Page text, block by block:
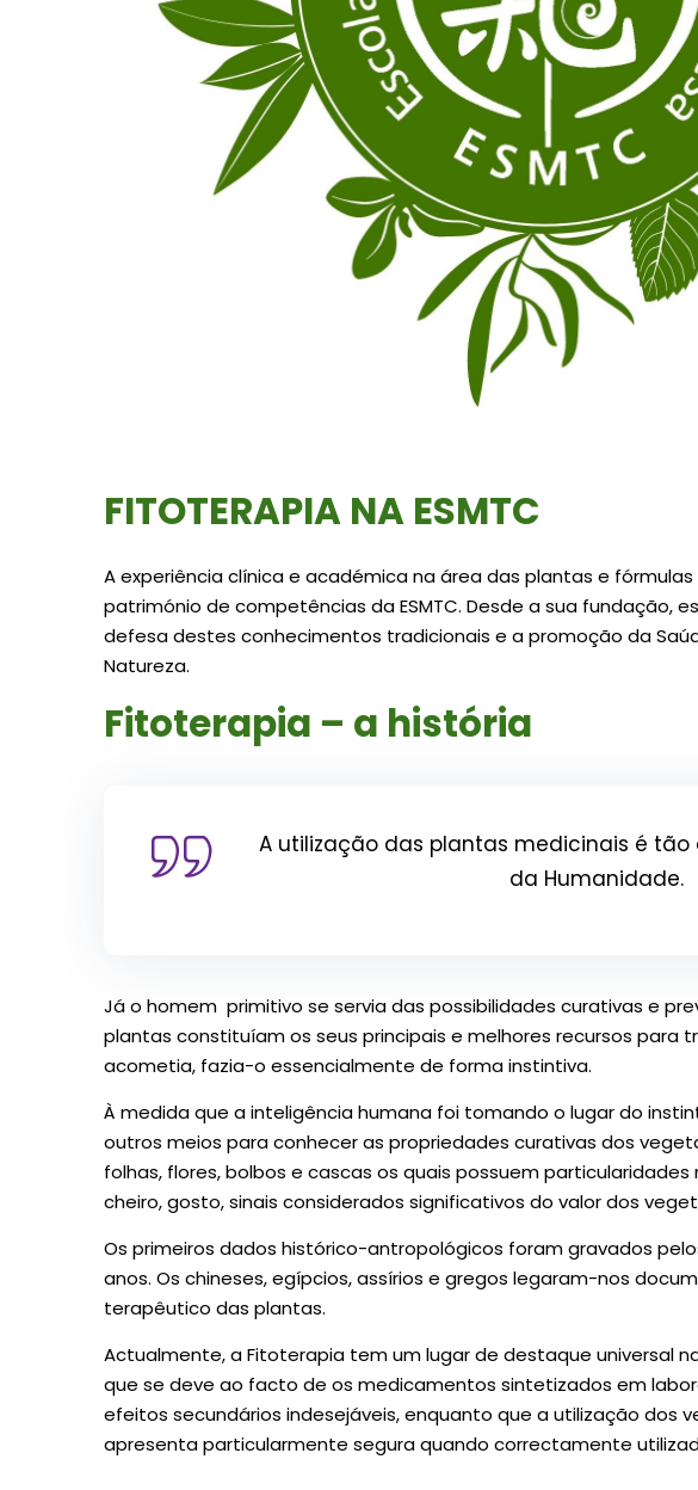
FITOTERAPIA NA ESMTC
A experiência clínica e académica na área das plantas e
património de competências da ESMTC. Desde a sua fundação,
defesa destes conhecimentos tradicionais e a promoção da
Natureza.
Fitoterapia – a história
A utilização das plantas medicinais é
da Humanidade.
Já o homem primitivo se servia das possibilidades curativas e
plantas constituíam os seus principais e melhores recursos para
acometia, fazia-o essencialmente de forma instintiva.
À medida que a inteligência humana foi tomando o lugar do
outros meios para conhecer as propriedades curativas dos
folhas, flores, bolbos e cascas os quais possuem
cheiro, gosto, sinais considerados significativos do valor dos
Os primeiros dados histórico-antropológicos foram gravados
anos. Os chineses, egípcios, assírios e gregos legaram-nos
terapêutico das plantas.
Actualmente, a Fitoterapia tem um lugar de destaque universal
que se deve ao facto de os medicamentos sintetizados em
efeitos secundários indesejáveis, enquanto que a utilização dos
apresenta particularmente segura quando correctamente